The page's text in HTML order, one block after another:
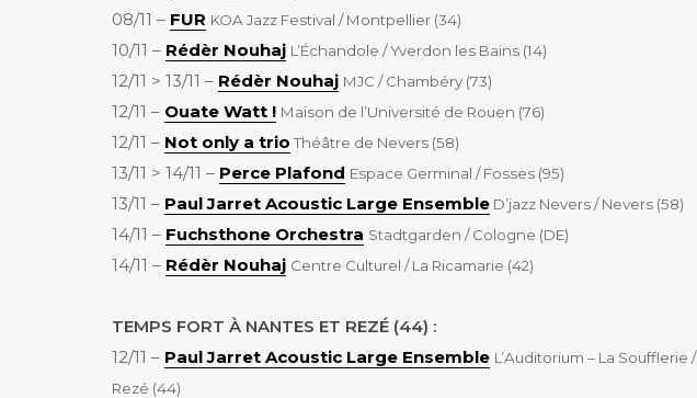
08/11 – FUR KOA Jazz Festival / Montpellier (34)
10/11 – Rédèr Nouhaj L’Échandole / Yverdon les Bains (14)
12/11 > 13/11 – Rédèr Nouhaj MJC / Chambéry (73)
12/11 – Ouate Watt ! Maison de l’Université de Rouen (76)
12/11 – Not only a trioThéâtre de Nevers (58)
13/11 > 14/11 – Perce Plafond Espace Germinal / Fosses (95)
13/11 – Paul Jarret Acoustic Large Ensemble D’jazz Nevers / Nevers (58)
14/11 – Fuchsthone Orchestra Stadtgarden / Cologne (DE)
14/11 – Rédèr Nouhaj Centre Culturel / La Ricamarie (42)
TEMPS FORT À NANTES ET REZÉ (44) :
12/11 – Paul Jarret Acoustic Large Ensemble L’Auditorium – La Soufflerie /
Rezé (44)